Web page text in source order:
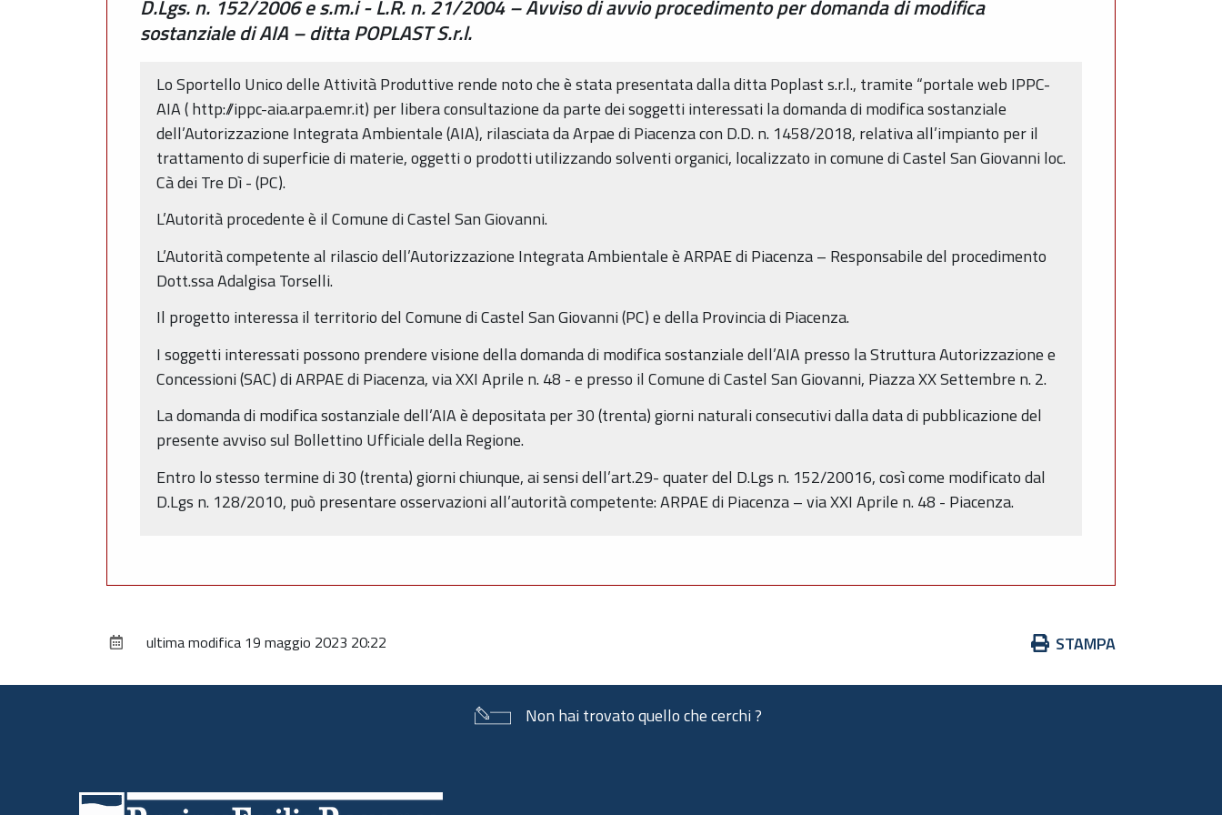
D.Lgs. n. 152/2006 e s.m.i - L.R. n. 21/2004 – Avviso di avvio procedimento per domanda di modifica
sostanziale di AIA – ditta POPLAST S.r.l.
Lo Sportello Unico delle Attività Produttive rende noto che è stata presentata dalla ditta Poplast s.r.l., tramite “portale web IPPC-
AIA ( http://ippc-aia.arpa.emr.it) per libera consultazione da parte dei soggetti interessati la domanda di modifica sostanziale
dell’Autorizzazione Integrata Ambientale (AIA), rilasciata da Arpae di Piacenza con D.D. n. 1458/2018, relativa all’impianto per il
trattamento di superficie di materie, oggetti o prodotti utilizzando solventi organici, localizzato in comune di Castel San Giovanni loc.
Cà dei Tre Dì - (PC).
L’Autorità procedente è il Comune di Castel San Giovanni.
L’Autorità competente al rilascio dell’Autorizzazione Integrata Ambientale è ARPAE di Piacenza – Responsabile del procedimento
Dott.ssa Adalgisa Torselli.
Il progetto interessa il territorio del Comune di Castel San Giovanni (PC) e della Provincia di Piacenza.
I soggetti interessati possono prendere visione della domanda di modifica sostanziale dell’AIA presso la Struttura Autorizzazione e
Concessioni (SAC) di ARPAE di Piacenza, via XXI Aprile n. 48 - e presso il Comune di Castel San Giovanni, Piazza XX Settembre n. 2.
La domanda di modifica sostanziale dell’AIA è depositata per 30 (trenta) giorni naturali consecutivi dalla data di pubblicazione del
presente avviso sul Bollettino Ufficiale della Regione.
Entro lo stesso termine di 30 (trenta) giorni chiunque, ai sensi dell’art.29- quater del D.Lgs n. 152/20016, così come modificato dal
D.Lgs n. 128/2010, può presentare osservazioni all’autorità competente: ARPAE di Piacenza – via XXI Aprile n. 48 - Piacenza.
Azioni
documento
STAMPA
ultima modifica 19 maggio 2023 20:22
Non hai trovato quello che cerchi ?